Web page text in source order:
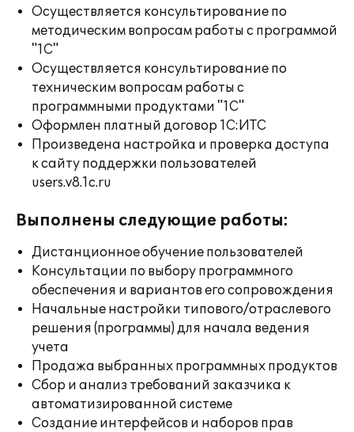
Осуществляется консультирование по
методическим вопросам работы с программой
"1С"
Осуществляется консультирование по
техническим вопросам работы с
программными продуктами "1С"
Оформлен платный договор 1С:ИТС
Произведена настройка и проверка доступа
к сайту поддержки пользователей
users.v8.1c.ru
Выполнены следующие работы:
Дистанционное обучение пользователей
Консультации по выбору программного
обеспечения и вариантов его сопровождения
Начальные настройки типового/отраслевого
решения (программы) для начала ведения
учета
Продажа выбранных программных продуктов
Сбор и анализ требований заказчика к
автоматизированной системе
Создание интерфейсов и наборов прав